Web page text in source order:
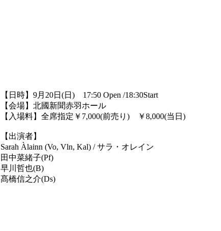
【日時】9月20日(日) 17:50 Open /18:30Start
【会場】北國新聞赤羽ホール
【入場料】全席指定￥7,000(前売り) ￥8,000(当日)
【出演者】
Sarah Àlainn (Vo, Vln, Kal) / サラ・オレイン
田中菜緒子(Pf)
早川哲也(B)
髙橋信之介(Ds)